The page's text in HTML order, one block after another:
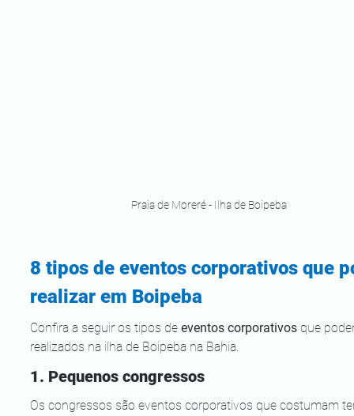
Praia de Moreré - Ilha de Boipeba
8 tipos de eventos corporativos que
realizar em Boipeba
Confira a seguir os tipos de eventos corporativos que
realizados na ilha de Boipeba na Bahia.
1. Pequenos congressos
Os congressos são eventos corporativos que costumam